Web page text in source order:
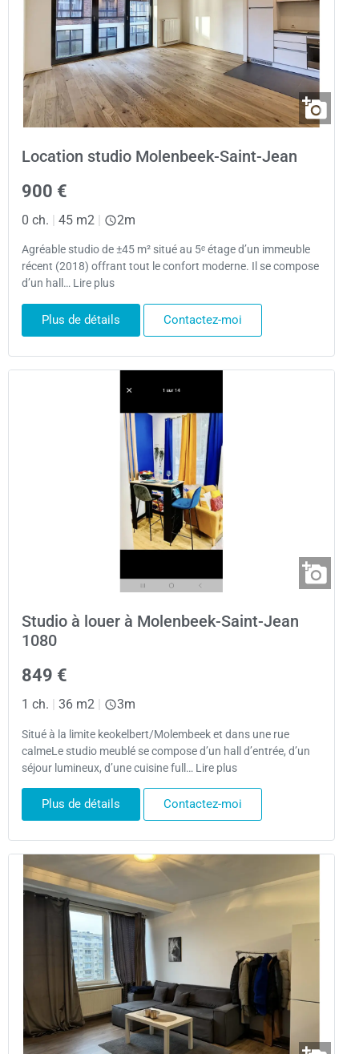
Location studio Molenbeek-Saint-Jean
900 €
0 ch. | 45 m2 | 2m
Agréable studio de ±45 m² situé au 5ᵉ étage d’un immeuble
récent (2018) offrant tout le confort moderne. Il se compose
d’un hall… Lire plus
Plus de détails Contactez-moi
Studio à louer à Molenbeek-Saint-Jean
1080
849 €
1 ch. 36 m2 3m
Situé à la limite keokelbert/Molembeek et dans une rue
calmeLe studio meublé se compose d’un hall d’entrée, d’un
séjour lumineux, d’une cuisine full… Lire plus
Plus de détails Contactez-moi